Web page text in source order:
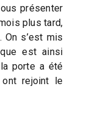
présenter
plus tard,
s’est mis
est ainsi
porte a été
ont rejoint le